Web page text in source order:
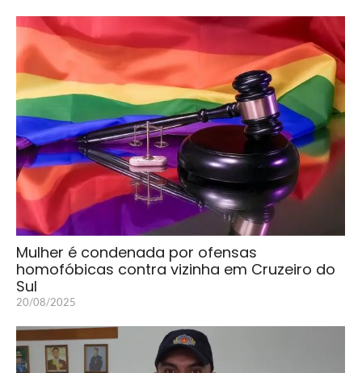
Mulher é condenada por ofensas
homofóbicas contra vizinha em Cruzeiro do
Sul
20/08/2025